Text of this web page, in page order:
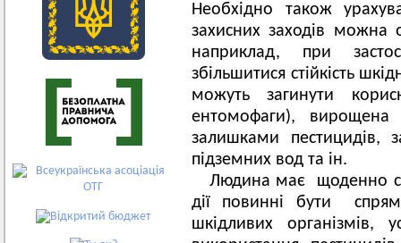
Необхідно також
захисних заходів можна
наприклад, при
збільшитися стійкість
можуть загинути
ентомофаги), вирощена
залишками пестицидів,
підземних вод та ін.
Людина має щоденно
дії повинні бути
шкідливих організмів,